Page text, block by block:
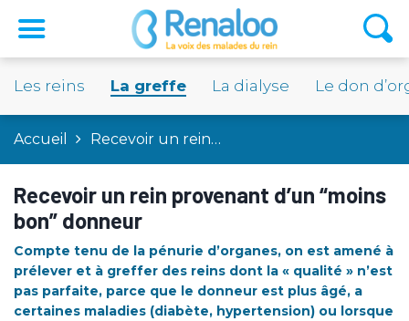
Les reins La greffe La dialyse Le don
Accueil Recevoir un rein…
Recevoir un rein provenant d’un “moins
bon” donneur
Compte tenu de la pénurie d’organes, on est amené à
prélever et à greffer des reins dont la « qualité » n’est
pas parfaite, parce que le donneur est plus âgé, a
certaines maladies (diabète, hypertension) ou lorsque